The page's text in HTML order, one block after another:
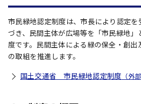
市民緑地認定制度は、市長により認定
づき、民間主体が広場等を「市民緑地
度です。民間主体による緑の保全・創
の取組を推進します。
国土交通省 市民緑地認定制度 （外